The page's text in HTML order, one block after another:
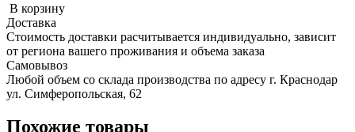
В корзину
Доставка
Стоимость доставки расчитывается индивидуально, зависит
от региона вашего проживания и объема заказа
Самовывоз
Любой объем со склада производства по адресу г. Краснодар
ул. Симферопольская, 62
Похожие товары